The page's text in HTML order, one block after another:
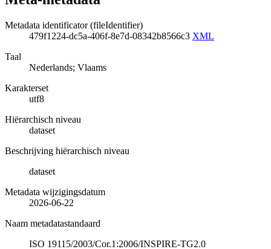
Metadata identificator (fileIdentifier)
479f1224-dc5a-406f-8e7d-08342b8566c3 XML
Taal
Nederlands; Vlaams
Karakterset
utf8
Hiërarchisch niveau
dataset
Beschrijving hiërarchisch niveau
dataset
Metadata wijzigingsdatum
2026-06-22
Naam metadatastandaard
ISO 19115/2003/Cor.1:2006/INSPIRE-TG2.0